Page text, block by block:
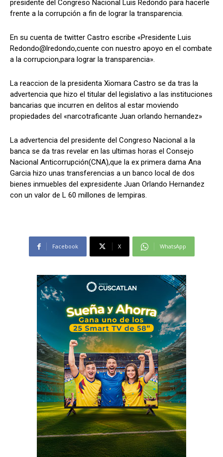
Comparta
Facebook X WhatsApp
Síganos
Comparta
Facebook X WhatsApp
Síganos
presidente del Congreso Nacional Luis Redondo para hacerle
frente a la corrupción a fin de lograr la transparencia.
En su cuenta de twitter Castro escribe «Presidente Luis
Redondo@lredondo,cuente con nuestro apoyo en el combate
a la corrupcion,para lograr la transparencia».
La reaccion de la presidenta Xiomara Castro se da tras la
advertencia que hizo el titular del legislativo a las instituciones
bancarias que incurren en delitos al estar moviendo
propiedades del «narcotraficante Juan orlando hernandez»
La advertencia del presidente del Congreso Nacional a la
banca se da tras revelar en las ultimas horas el Consejo
Nacional Anticorrupción(CNA),que la ex primera dama Ana
Garcia hizo unas transferencias a un banco local de dos
bienes inmuebles del expresidente Juan Orlando Hernandez
con un valor de L 60 millones de lempiras.
Facebook X WhatsApp